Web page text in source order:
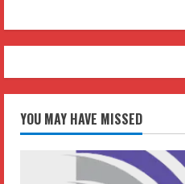
YOU MAY HAVE MISSED